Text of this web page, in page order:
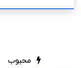
محبوب